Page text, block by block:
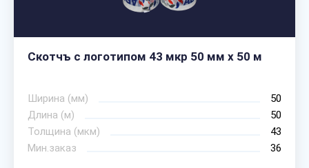
Скотчъ с логотипом 43 мкр 50 мм х 50 м
Ширина (мм)
50
Длина (м)
50
Толщина (мкм)
43
Мин.заказ
36